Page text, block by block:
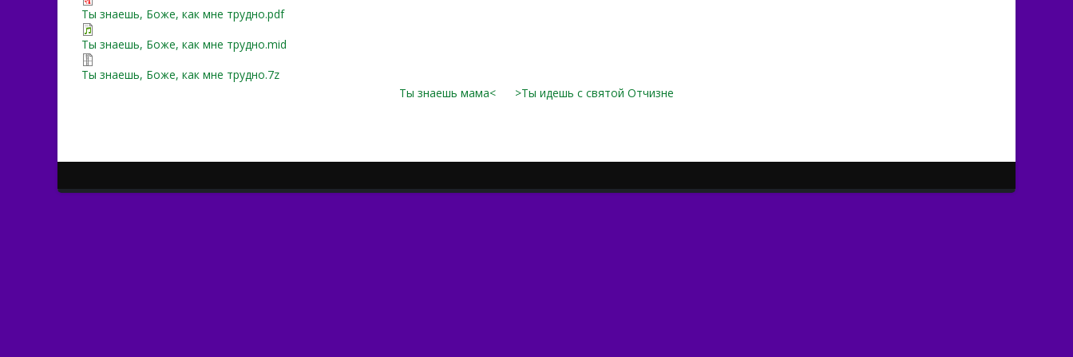
Ты знаешь, Боже, как мне трудно.pdf
Ты знаешь, Боже, как мне трудно.mid
Ты знаешь, Боже, как мне трудно.7z
Ты знаешь мама<
>Ты идешь с святой Отчизне